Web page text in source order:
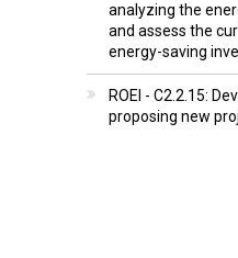
analyzing the
and assess the
energy-saving
ROEI - C2.2.15:
proposing new